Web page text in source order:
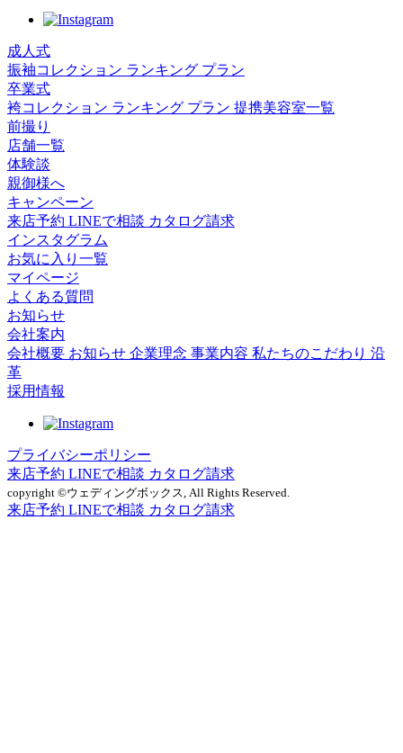
成人式
振袖コレクション ランキング プラン
卒業式
袴コレクション ランキング プラン 提携美容室一覧
前撮り
店舗一覧
体験談
親御様へ
キャンペーン
来店予約 LINEで相談 カタログ請求
インスタグラム
お気に入り一覧
マイページ
よくある質問
お知らせ
会社案内
会社概要 お知らせ 企業理念 事業内容 私たちのこだわり 沿
革
採用情報
プライバシーポリシー
来店予約 LINEで相談 カタログ請求
copyright ©ウェディングボックス, All Rights Reserved.
来店予約 LINEで相談 カタログ請求